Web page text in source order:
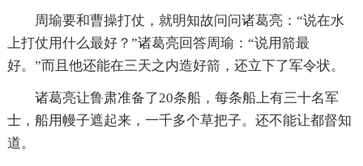
周瑜要和曹操打仗，就明知故问问诸葛亮：“说在水
上打仗用什么最好？”诸葛亮回答周瑜：“说用箭最
好。”而且他还能在三天之内造好箭，还立下了军令状。
诸葛亮让鲁肃准备了20条船，每条船上有三十名军
士，船用幔子遮起来，一千多个草把子。还不能让都督知
道。